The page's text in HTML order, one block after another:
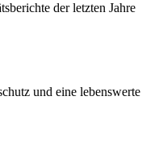
der letzten Jahre
und eine lebenswerte